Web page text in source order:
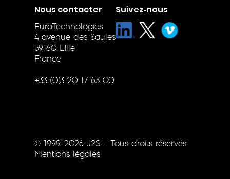
Nous contacter
EuraTechnologies
4 avenue des Saules
59160 Lille
France
+33 (0)3 20 17 63 00
Suivez‑nous
© 1999-2026 J2S – Tous droits réservés
Mentions légales